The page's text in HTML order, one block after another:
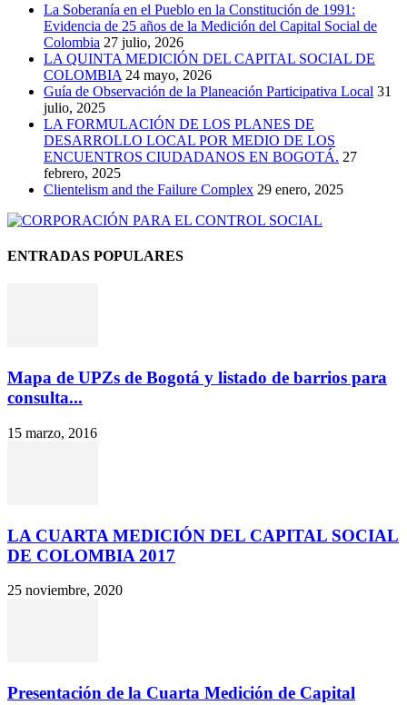
La Soberanía en el Pueblo en la Constitución de 1991:
Evidencia de 25 años de la Medición del Capital Social de
Colombia 27 julio, 2026
LA QUINTA MEDICIÓN DEL CAPITAL SOCIAL DE
COLOMBIA 24 mayo, 2026
Guía de Observación de la Planeación Participativa Local 31
julio, 2025
LA FORMULACIÓN DE LOS PLANES DE
DESARROLLO LOCAL POR MEDIO DE LOS
ENCUENTROS CIUDADANOS EN BOGOTÁ. 27
febrero, 2025
Clientelism and the Failure Complex 29 enero, 2025
ENTRADAS POPULARES
Mapa de UPZs de Bogotá y listado de barrios para
consulta...
15 marzo, 2016
LA CUARTA MEDICIÓN DEL CAPITAL SOCIAL
DE COLOMBIA 2017
25 noviembre, 2020
Presentación de la Cuarta Medición de Capital